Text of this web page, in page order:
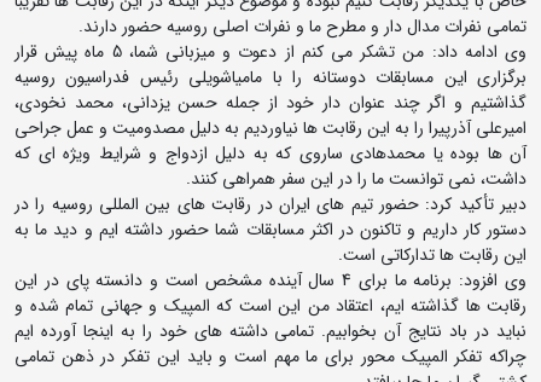
تمامی نفرات مدال دار و مطرح ما و نفرات اصلی روسیه حضور دارند.
وی ادامه داد: من تشکر می کنم از دعوت و میزبانی شما، 5 ماه پیش قرار
برگزاری این مسابقات دوستانه را با مامیاشویلی رئیس فدراسیون روسیه
گذاشتیم و اگر چند عنوان دار خود از جمله حسن یزدانی، محمد نخودی،
امیرعلی آذرپیرا را به این رقابت ها نیاوردیم به دلیل مصدومیت و عمل جراحی
آن ها بوده یا محمدهادی ساروی که به دلیل ازدواج و شرایط ویژه ای که
داشت، نمی توانست ما را در این سفر همراهی کنند.
دبیر تأکید کرد: حضور تیم های ایران در رقابت های بین المللی روسیه را در
دستور کار داریم و تاکنون در اکثر مسابقات شما حضور داشته ایم و دید ما به
این رقابت ها تدارکاتی است.
وی افزود: برنامه ما برای 4 سال آینده مشخص است و دانسته پای در این
رقابت ها گذاشته ایم، اعتقاد من این است که المپیک و جهانی تمام شده و
نباید در باد نتایج آن بخوابیم. تمامی داشته های خود را به اینجا آورده ایم
چراکه تفکر المپیک محور برای ما مهم است و باید این تفکر در ذهن تمامی